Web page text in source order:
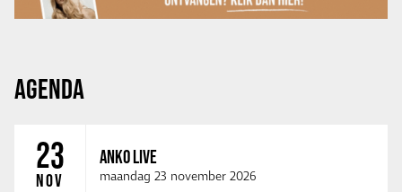
AGENDA
23
NOV
ANKO LIVE
maandag 23 november 2026